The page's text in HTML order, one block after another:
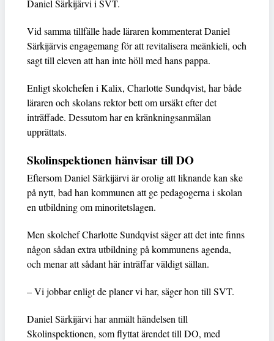
Daniel Särkijärvi i SVT.
Vid samma tillfälle hade läraren kommenterat Daniel
Särkijärvis engagemang för att revitalisera meänkieli, och
sagt till eleven att han inte höll med hans pappa.
Enligt skolchefen i Kalix, Charlotte Sundqvist, har både
läraren och skolans rektor bett om ursäkt efter det
inträffade. Dessutom har en kränkningsanmälan
upprättats.
Skolinspektionen hänvisar till DO
Eftersom Daniel Särkijärvi är orolig att liknande kan ske
på nytt, bad han kommunen att ge pedagogerna i skolan
en utbildning om minoritetslagen.
Men skolchef Charlotte Sundqvist säger att det inte finns
någon sådan extra utbildning på kommunens agenda,
och menar att sådant här inträffar väldigt sällan.
– Vi jobbar enligt de planer vi har, säger hon till SVT.
Daniel Särkijärvi har anmält händelsen till
Skolinspektionen, som flyttat ärendet till DO, med